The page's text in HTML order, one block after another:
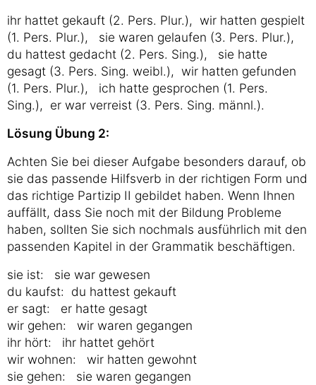
ihr hattet gekauft (2. Pers. Plur.), wir hatten gespielt
(1. Pers. Plur.), sie waren gelaufen (3. Pers. Plur.),
du hattest gedacht (2. Pers. Sing.), sie hatte
gesagt (3. Pers. Sing. weibl.), wir hatten gefunden
(1. Pers. Plur.), ich hatte gesprochen (1. Pers.
Sing.), er war verreist (3. Pers. Sing. männl.).
Lösung Übung 2:
Achten Sie bei dieser Aufgabe besonders darauf, ob
sie das passende Hilfsverb in der richtigen Form und
das richtige Partizip II gebildet haben. Wenn Ihnen
auffällt, dass Sie noch mit der Bildung Probleme
haben, sollten Sie sich nochmals ausführlich mit den
passenden Kapitel in der Grammatik beschäftigen.
sie ist: sie war gewesen
du kaufst: du hattest gekauft
er sagt: er hatte gesagt
wir gehen: wir waren gegangen
ihr hört: ihr hattet gehört
wir wohnen: wir hatten gewohnt
sie gehen: sie waren gegangen